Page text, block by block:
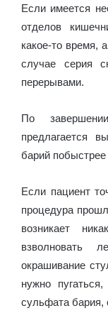
Если имеется
отделов
какое-то время,
случае серия
перерывами.
По
предлагается
барий
Если пациент
процедура
возникает
взволновать
окрашивание
нужно
сульфата бария,